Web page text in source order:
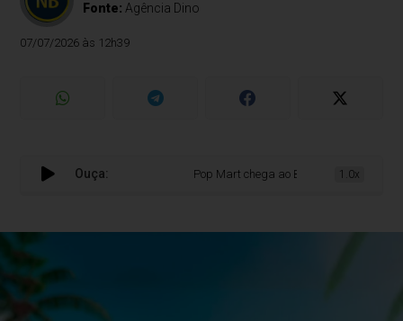
Fonte: Agência Dino
07/07/2026 às 12h39
Ouça: Pop Mart chega ao Brasil em meio a
1.0x